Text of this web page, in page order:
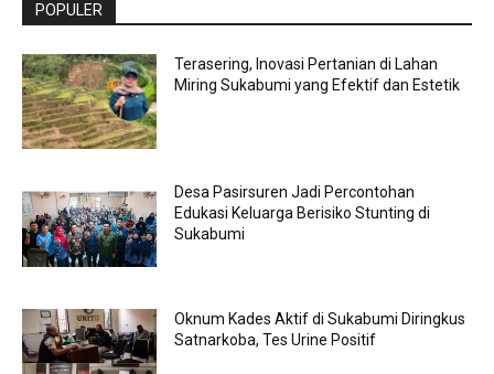
POPULER
Terasering, Inovasi Pertanian di Lahan
Miring Sukabumi yang Efektif dan Estetik
Desa Pasirsuren Jadi Percontohan
Edukasi Keluarga Berisiko Stunting di
Sukabumi
Oknum Kades Aktif di Sukabumi Diringkus
Satnarkoba, Tes Urine Positif